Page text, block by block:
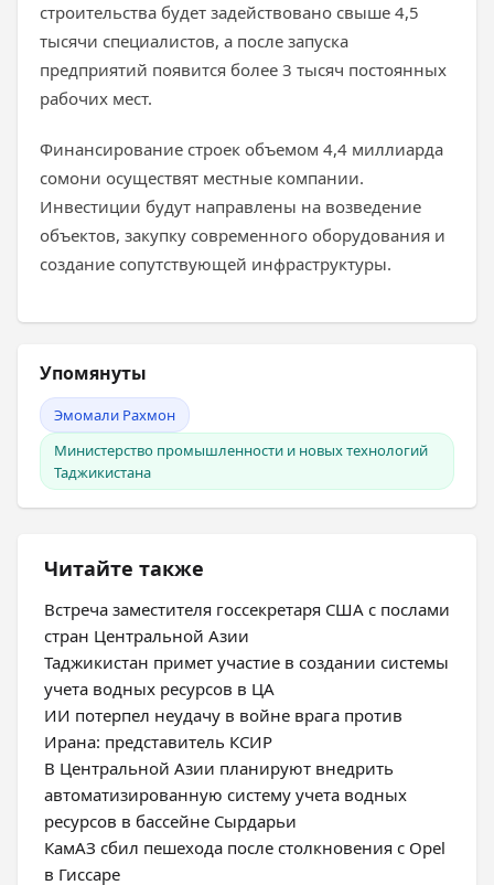
строительства будет задействовано свыше 4,5
тысячи специалистов, а после запуска
предприятий появится более 3 тысяч постоянных
рабочих мест.
Финансирование строек объемом 4,4 миллиарда
сомони осуществят местные компании.
Инвестиции будут направлены на возведение
объектов, закупку современного оборудования и
создание сопутствующей инфраструктуры.
Упомянуты
Эмомали Рахмон
Министерство промышленности и новых технологий
Таджикистана
Читайте также
Встреча заместителя госсекретаря США с послами
стран Центральной Азии
Таджикистан примет участие в создании системы
учета водных ресурсов в ЦА
ИИ потерпел неудачу в войне врага против
Ирана: представитель КСИР
В Центральной Азии планируют внедрить
автоматизированную систему учета водных
ресурсов в бассейне Сырдарьи
КамАЗ сбил пешехода после столкновения с Opel
в Гиссаре